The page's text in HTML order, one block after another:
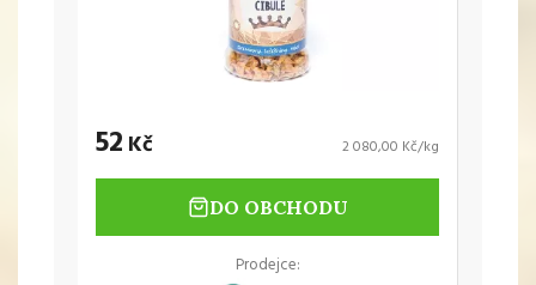
52Kč 2 080,00 Kč/kg
DO OBCHODU
Prodejce: